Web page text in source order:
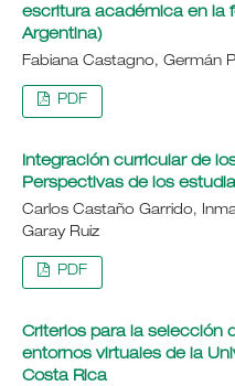
escritura académica en la
Argentina)
Fabiana Castagno, Germán
PDF
Integración curricular de
Perspectivas de los
Carlos Castaño Garrido,
Garay Ruiz
PDF
Criterios para la selección
entornos virtuales de la
Costa Rica